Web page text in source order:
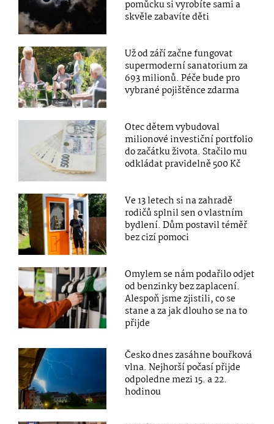
pomůcku si vyrobíte sami a
skvěle zabavíte děti
Už od září začne fungovat
supermoderní sanatorium za
693 milionů. Péče bude pro
vybrané pojištěnce zdarma
Otec dětem vybudoval
milionové investiční portfolio
do začátku života. Stačilo mu
odkládat pravidelně 500 Kč
Ve 13 letech si na zahradě
rodičů splnil sen o vlastním
bydlení. Dům postavil téměř
bez cizí pomoci
Omylem se nám podařilo odjet
od benzinky bez zaplacení.
Alespoň jsme zjistili, co se
stane a za jak dlouho se na to
přijde
Česko dnes zasáhne bouřková
vlna. Nejhorší počasí přijde
odpoledne mezi 15. a 22.
hodinou